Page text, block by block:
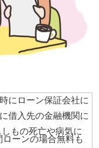
にローン保証会社に
借入先の金融機関に
もの死亡や病気に
ーンの場合無料も